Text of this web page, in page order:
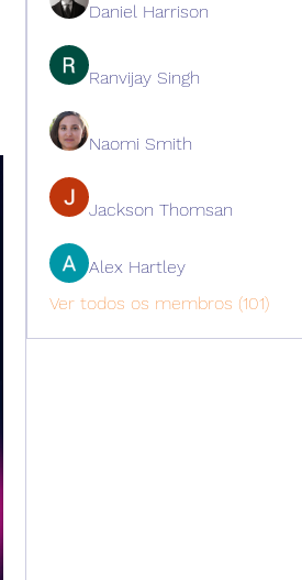
Daniel Harrison
Ranvijay Singh
Naomi Smith
Jackson Thomsan
Alex Hartley
Ver todos os membros (101)